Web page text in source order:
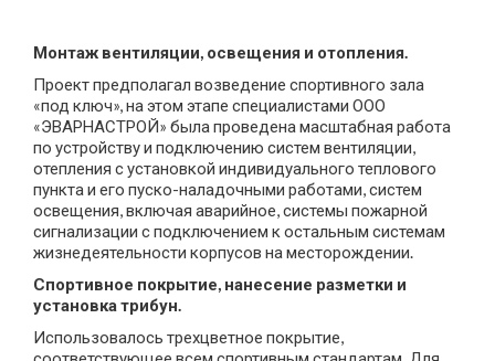
Монтаж вентиляции, освещения и отопления.
Проект предполагал возведение спортивного зала
«под ключ», на этом этапе специалистами ООО
«ЭВАРНАСТРОЙ» была проведена масштабная работа
по устройству и подключению систем вентиляции,
отепления с установкой индивидуального теплового
пункта и его пуско-наладочными работами, систем
освещения, включая аварийное, системы пожарной
сигнализации с подключением к остальным системам
жизнедеятельности корпусов на месторождении.
Спортивное покрытие, нанесение разметки и
установка трибун.
Использовалось трехцветное покрытие,